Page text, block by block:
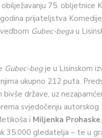
75. obljetnice
prijateljstva Komedije
Gubec-bega u
Gubec-begje u Lisinskom
ukupno 212 puta.
države, uz
svjedočenju autorskog
i Miljenka Prohaske
35.000 gledatelja – te u